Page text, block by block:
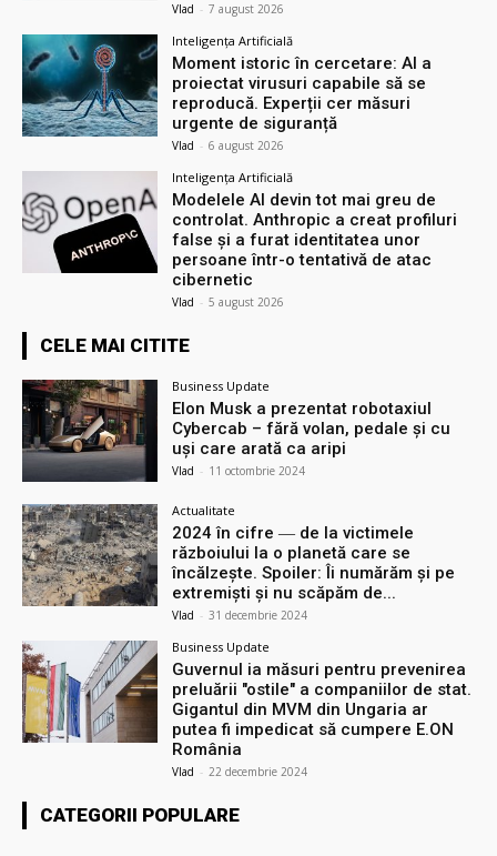
Vlad - 7 august 2026
Inteligența Artificială
Moment istoric în cercetare: AI a
proiectat virusuri capabile să se
reproducă. Experții cer măsuri
urgente de siguranță
Vlad - 6 august 2026
Inteligența Artificială
Modelele AI devin tot mai greu de
controlat. Anthropic a creat profiluri
false și a furat identitatea unor
persoane într-o tentativă de atac
cibernetic
Vlad - 5 august 2026
CELE MAI CITITE
Business Update
Elon Musk a prezentat robotaxiul
Cyberсab – fără volan, pedale și cu
uși care arată ca aripi
Vlad - 11 octombrie 2024
Actualitate
2024 în cifre ― de la victimele
războiului la o planetă care se
încălzește. Spoiler: Îi numărăm și pe
extremiști și nu scăpăm de...
Vlad - 31 decembrie 2024
Business Update
Guvernul ia măsuri pentru prevenirea
preluării ″ostile″ a companiilor de stat.
Gigantul din MVM din Ungaria ar
putea fi impedicat să cumpere E.ON
România
Vlad - 22 decembrie 2024
CATEGORII POPULARE